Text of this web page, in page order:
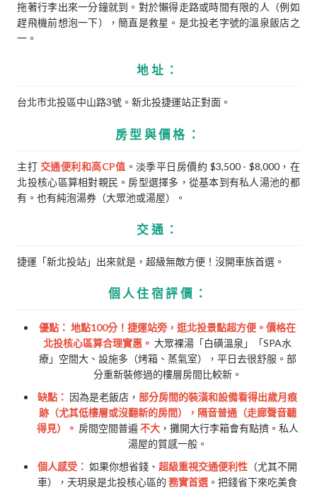
拖著行李出來一分鐘就到。對於懶得走路或時間有限的人（例如
趕飛機前想泡一下），簡直是救星。是北投老字號的溫泉飯店之
一。
地址：
台北市北投區中山路3號。新北投捷運站正對面。
房型與價格：
主打 交通便利和高CP值 。淡季平日房價約 $3,500 - $8,000，在
北投核心區算相對親民。房型選擇多，從基本到有私人湯池的都
有。也有純泡湯券（大眾池或湯屋）。
交通：
捷運「新北投站」出來就是，超級無敵方便！沒開車族首選。
個人住宿評價：
優點： 地點100分！捷運站旁，逛北投景點超方便。價格在
北投核心區算合理實惠。 大眾裸湯「白磺溫泉」「SPA水
療」空間大、設施多（烤箱、蒸氣室），平日去很舒服。部
分重新裝修過的樓層房間比較新。
缺點： 因為是老飯店，部分房間的裝潢和設備看得出歲月痕
跡（尤其低樓層或沒翻新的房間），隔音普通（走廊聲音聽
得見）。 房間空間普遍 不大，攤開大行李箱會有點擠。私人
湯屋的質感一般。
個人感受： 如果你想省錢、超級重視交通便利性 （尤其不開
車），天玥泉是北投核心區的務實首選 。把錢省下來吃美食